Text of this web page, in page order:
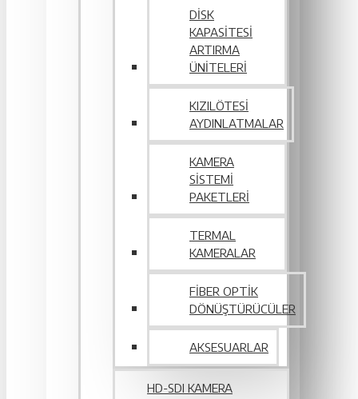
DISK
KAPASITESI
ARTIRMA
ÜNITELERI
KIZILÖTESI
AYDINLATMALAR
KAMERA
SISTEMI
PAKETLERI
TERMAL
KAMERALAR
FIBER OPTIK
DÖNÜŞTÜRÜCÜLER
AKSESUARLAR
HD-SDI KAMERA